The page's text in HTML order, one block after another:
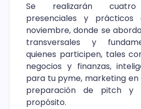
Se realizarán cuatro
presenciales y
noviembre, donde se
transversales y
quienes participen, tales
negocios y finanzas,
para tu pyme, marketing en
preparación de pitch y
propósito.